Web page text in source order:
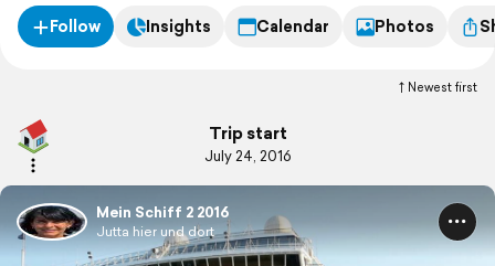
Follow Insights Calendar Photos
Newest first
Trip start
July 24, 2016
Mein Schiff 2 2016
Jutta hier und dort